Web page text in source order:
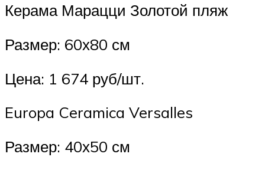
Керама Марацци Золотой пляж
Размер: 60х80 см
Цена: 1 674 руб/шт.
Europa Ceramica Versalles
Размер: 40х50 см